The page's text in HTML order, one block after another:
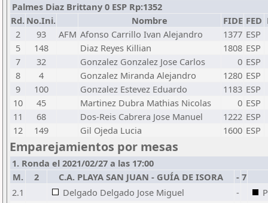
Palmes Diaz Brittany 0 ESP Rp:1352
Rd. No.Ini. Nombre FIDE FED
2
93 AFM Afonso Carrillo Ivan Alejandro 1377 ESP
5
148 Diaz Reyes Killian 1808 ESP
7
32 Gonzalez Gonzalez Jose Carlos 0 ESP
8
4 Gonzalez Miranda Alejandro 1280 ESP
9
100 Gonzalez Estevez Eduardo 1183 ESP
10
45 Martinez Dubra Mathias Nicolas 0 ESP
11
68 Dos-Reis Cabrera Jose Manuel 1222 ESP
12
149 Gil Ojeda Lucia 1600 ESP
Emparejamientos por mesas
1. Ronda el 2021/02/27 a las 17:00
M.
2 C.A. PLAYA SAN JUAN - GUÍA DE ISORA - 7
2.1
Delgado Delgado Jose Miguel -